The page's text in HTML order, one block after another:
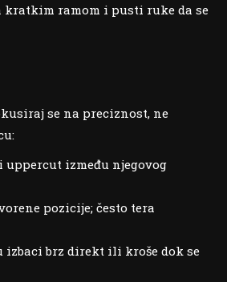
kratkim ramom i pusti ruke da se
se na preciznost, ne
između njegovog
pozicije; često tera
izbaci brz direkt ili kroše dok se